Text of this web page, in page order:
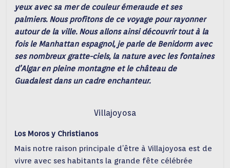
yeux avec sa mer de couleur émeraude et ses
palmiers. Nous profitons de ce voyage pour rayonner
autour de la ville. Nous allons ainsi découvrir tout à la
fois le Manhattan espagnol, je parle de Benidorm avec
ses nombreux gratte-ciels, la nature avec les fontaines
d’Algar en pleine montagne et le château de
Guadalest dans un cadre enchanteur.
Villajoyosa
Los Moros y Christianos
Mais notre raison principale d’être à Villajoyosa est de
vivre avec ses habitants la grande fête célébrée